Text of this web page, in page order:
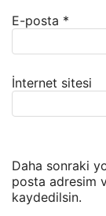
E-posta *
İnternet sitesi
Daha sonraki
posta adresim
kaydedilsin.